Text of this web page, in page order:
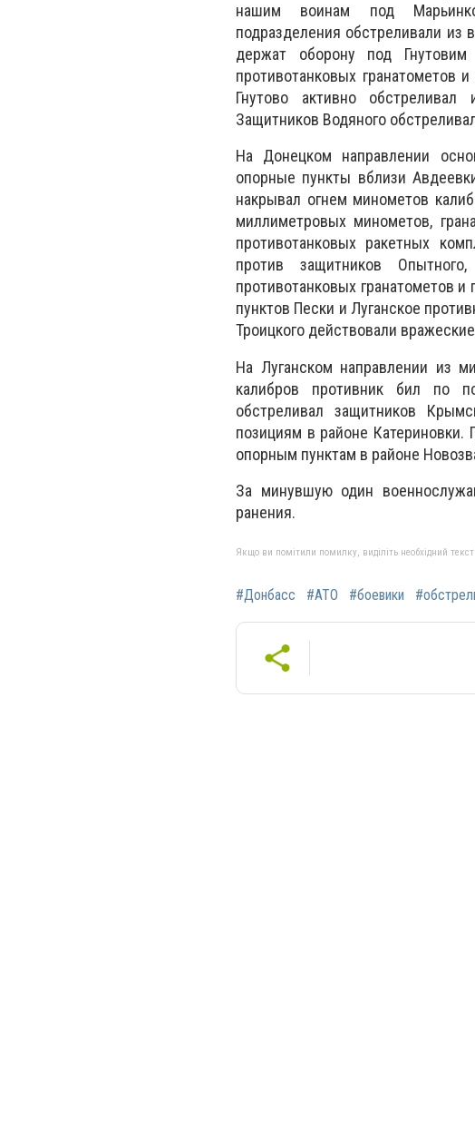
нашим воинам под
подразделения обстреливали
держат оборону под
противотанковых гранатометов
Гнутово активно
Защитников Водяного
На Донецком направлении
опорные пункты вблизи
накрывал огнем минометов
миллиметровых минометов,
противотанковых ракетных
против защитников
противотанковых гранатометов
пунктов Пески и Луганское
Троицкого действовали
На Луганском направлении из
калибров противник бил по
обстреливал защитников
позициям в районе
опорным пунктам в районе
За минувшую один
ранения.
Якщо ви помітили помилку, виділіть необхідний
#Донбасс #АТО #боевики